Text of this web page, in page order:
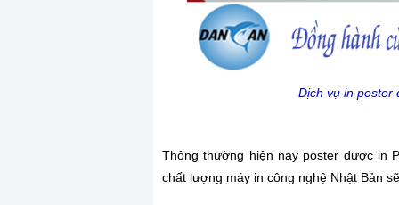
Dịch vụ in poster
Thông thường hiện nay poster được in
chất lượng máy in công nghệ Nhật Bản